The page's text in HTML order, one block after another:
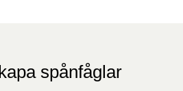
spånfåglar